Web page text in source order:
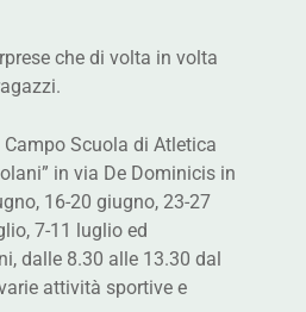
che di volta in volta
Scuola di Atletica
in via De Dominicis in
16-20 giugno, 23-27
7-11 luglio ed
dalle 8.30 alle 13.30 dal
attività sportive e